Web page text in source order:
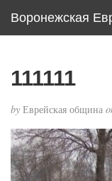
Воронежская
111111
by Еврейская община